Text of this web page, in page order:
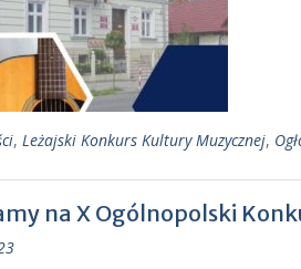
, Leżajski Konkurs Kultury Muzycznej,
na X Ogólnopolski